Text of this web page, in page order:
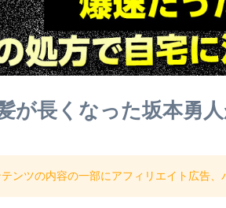
髪が長くなった坂本勇
ンツの内容の一部にアフィリエイト広告、